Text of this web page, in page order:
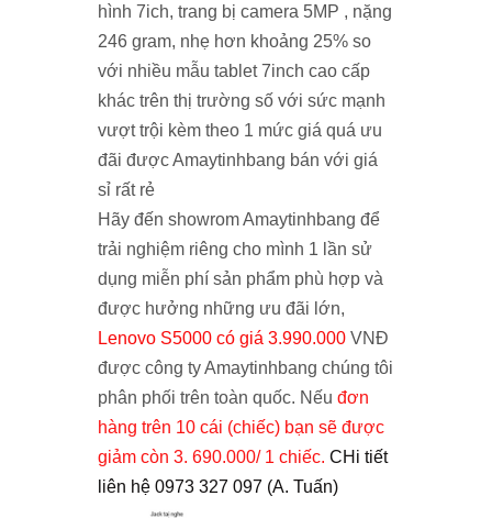
hình 7ich, trang bị camera 5MP , nặng
246 gram, nhẹ hơn khoảng 25% so
với nhiều mẫu tablet 7inch cao cấp
khác trên thị trường số với sức mạnh
vượt trội kèm theo 1 mức giá quá ưu
đãi được Amaytinhbang bán với giá
sỉ rất rẻ
Hãy đến showrom Amaytinhbang để
trải nghiệm riêng cho mình 1 lần sử
dụng miễn phí sản phẩm phù hợp và
được hưởng những ưu đãi lớn,
Lenovo S5000 có giá 3.990.000 VNĐ
được công ty Amaytinhbang chúng tôi
phân phối trên toàn quốc. Nếu đơn
hàng trên 10 cái (chiếc) bạn sẽ được
giảm còn 3. 690.000/ 1 chiếc. CHi tiết
liên hệ 0973 327 097 (A. Tuấn)